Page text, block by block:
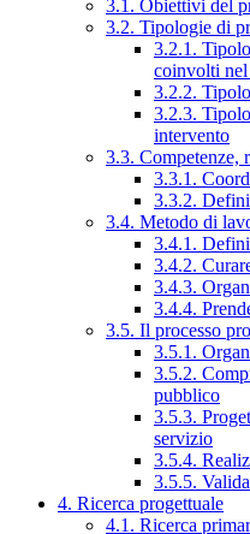
3.1. Obiettivi del
3.2. Tipologie di
3.2.1.
coinvolti
3.2.2.
3.2.3.
intervento
3.3. Competenze,
3.3.1.
3.3.2.
3.4. Metodo di
3.4.1.
3.4.2.
3.4.3.
3.4.4.
3.5. Il processo
3.5.1.
3.5.2.
pubblico
3.5.3.
servizio
3.5.4.
3.5.5.
4. Ricerca progettuale
4.1. Ricerca